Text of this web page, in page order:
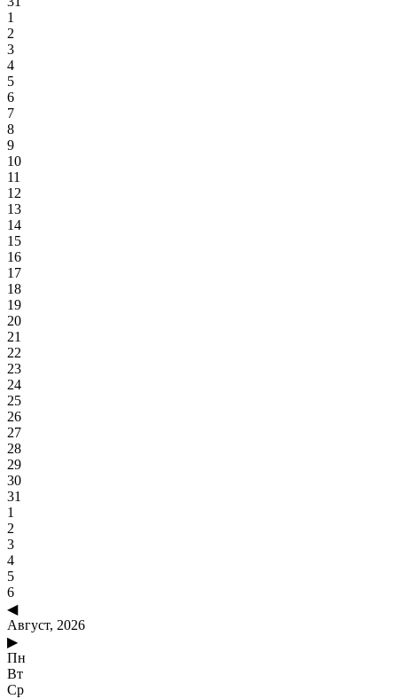
1
2
3
4
5
6
7
8
9
10
11
12
13
14
15
16
17
18
19
20
21
22
23
24
25
26
27
28
29
30
31
1
2
3
4
5
6
◀
Август, 2026
▶
Пн
Вт
Ср